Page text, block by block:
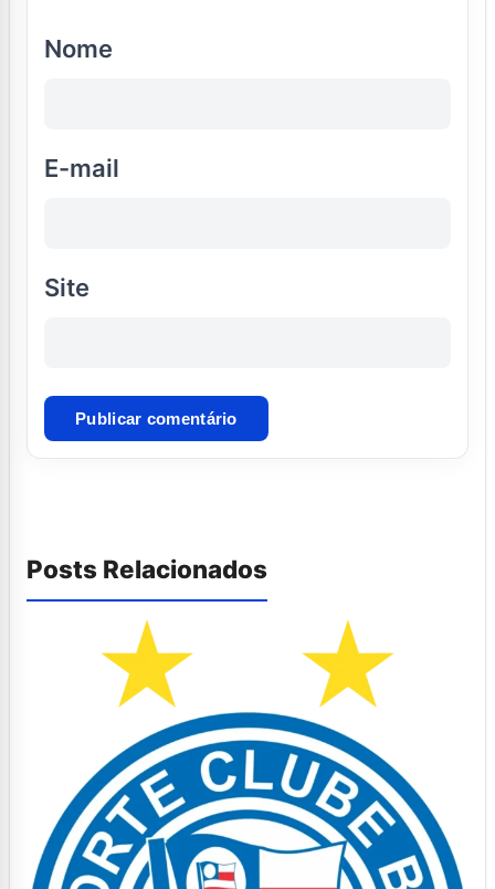
Nome
E-mail
Site
Posts Relacionados